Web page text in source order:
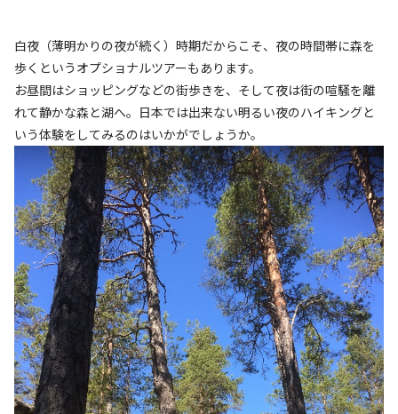
白夜（薄明かりの夜が続く）時期だからこそ、夜の時間帯に森を
歩くというオプショナルツアーもあります。
お昼間はショッピングなどの街歩きを、そして夜は街の喧騒を離
れて静かな森と湖へ。日本では出来ない明るい夜のハイキングと
いう体験をしてみるのはいかがでしょうか。